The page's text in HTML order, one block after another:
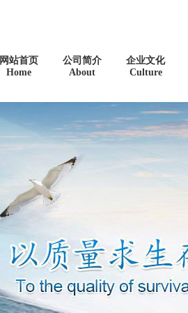
网站首页
Home
公司简介
About
企业文化
Culture